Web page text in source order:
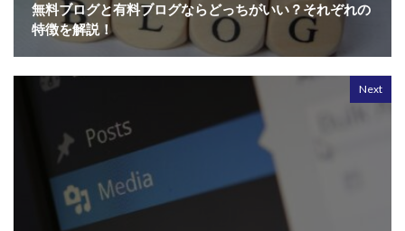
無料ブログと有料ブログならどっちがいい？それぞれの
特徴を解説！
Next